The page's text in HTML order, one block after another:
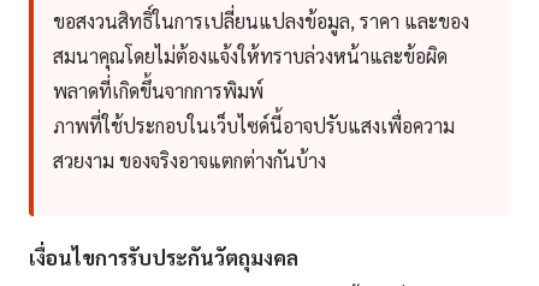
ขอสงวนสิทธิ์ในการเปลี่ยนแปลงข้อมูล, ราคา และของ
สมนาคุณโดยไม่ต้องแจ้งให้ทราบล่วงหน้าและข้อผิด
พลาดที่เกิดขึ้นจากการพิมพ์
ภาพที่ใช้ประกอบในเว็บไซด์นี้อาจปรับแสงเพื่อความ
สวยงาม ของจริงอาจแตกต่างกันบ้าง
เงื่อนไขการรับประกันวัตถุมงคล